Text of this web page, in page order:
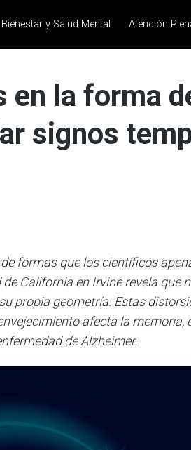
Bienestar y Salud Mental Atención
la forma
signos
formas que los científicos
California en Irvine revela que
propia geometría. Estas
afecta la memoria,
de Alzheimer.